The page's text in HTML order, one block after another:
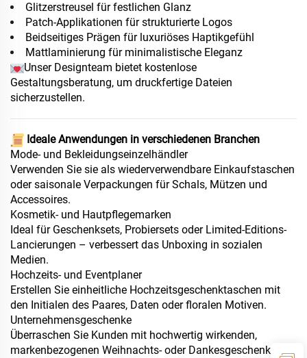
Glitzerstreusel für festlichen Glanz
Patch-Applikationen für strukturierte Logos
Beidseitiges Prägen für luxuriöses Haptikgefühl
Mattlaminierung für minimalistische Eleganz
Unser Designteam bietet kostenlose
Gestaltungsberatung, um druckfertige Dateien
sicherzustellen.
Ideale Anwendungen in verschiedenen Branchen
Mode- und Bekleidungseinzelhändler
Verwenden Sie sie als wiederverwendbare Einkaufstaschen
oder saisonale Verpackungen für Schals, Mützen und
Accessoires.
Kosmetik- und Hautpflegemarken
Ideal für Geschenksets, Probiersets oder Limited-Editions-
Lancierungen – verbessert das Unboxing in sozialen
Medien.
Hochzeits- und Eventplaner
Erstellen Sie einheitliche Hochzeitsgeschenktaschen mit
den Initialen des Paares, Daten oder floralen Motiven.
Unternehmensgeschenke
Überraschen Sie Kunden mit hochwertig wirkenden,
markenbezogenen Weihnachts- oder Dankesgeschenken,